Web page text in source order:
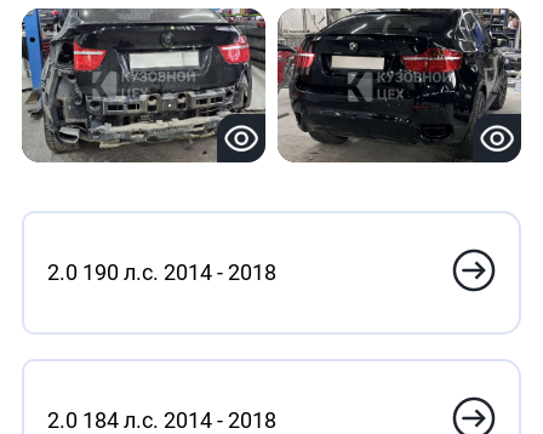
2.0 190 л.с. 2014 - 2018
2.0 184 л.с. 2014 - 2018